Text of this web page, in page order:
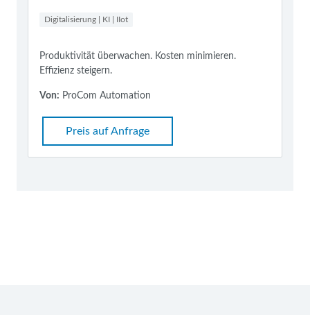
Digitalisierung | KI | IIot
Produktivität überwachen. Kosten minimieren.
Effizienz steigern.
Von: ProCom Automation
Preis auf Anfrage